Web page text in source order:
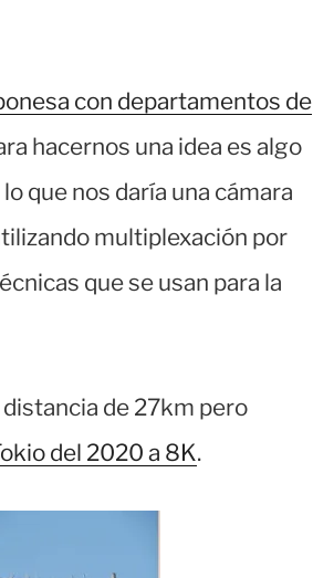
con departamentos de
hacernos una idea es algo
que nos daría una cámara
multiplexación por
que se usan para la
de 27km pero
del 2020 a 8K.